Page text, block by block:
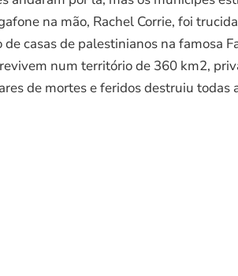
na mão, Rachel Corrie, foi
casas de palestinianos na famosa
num território de 360 km2,
de mortes e feridos destruiu todas